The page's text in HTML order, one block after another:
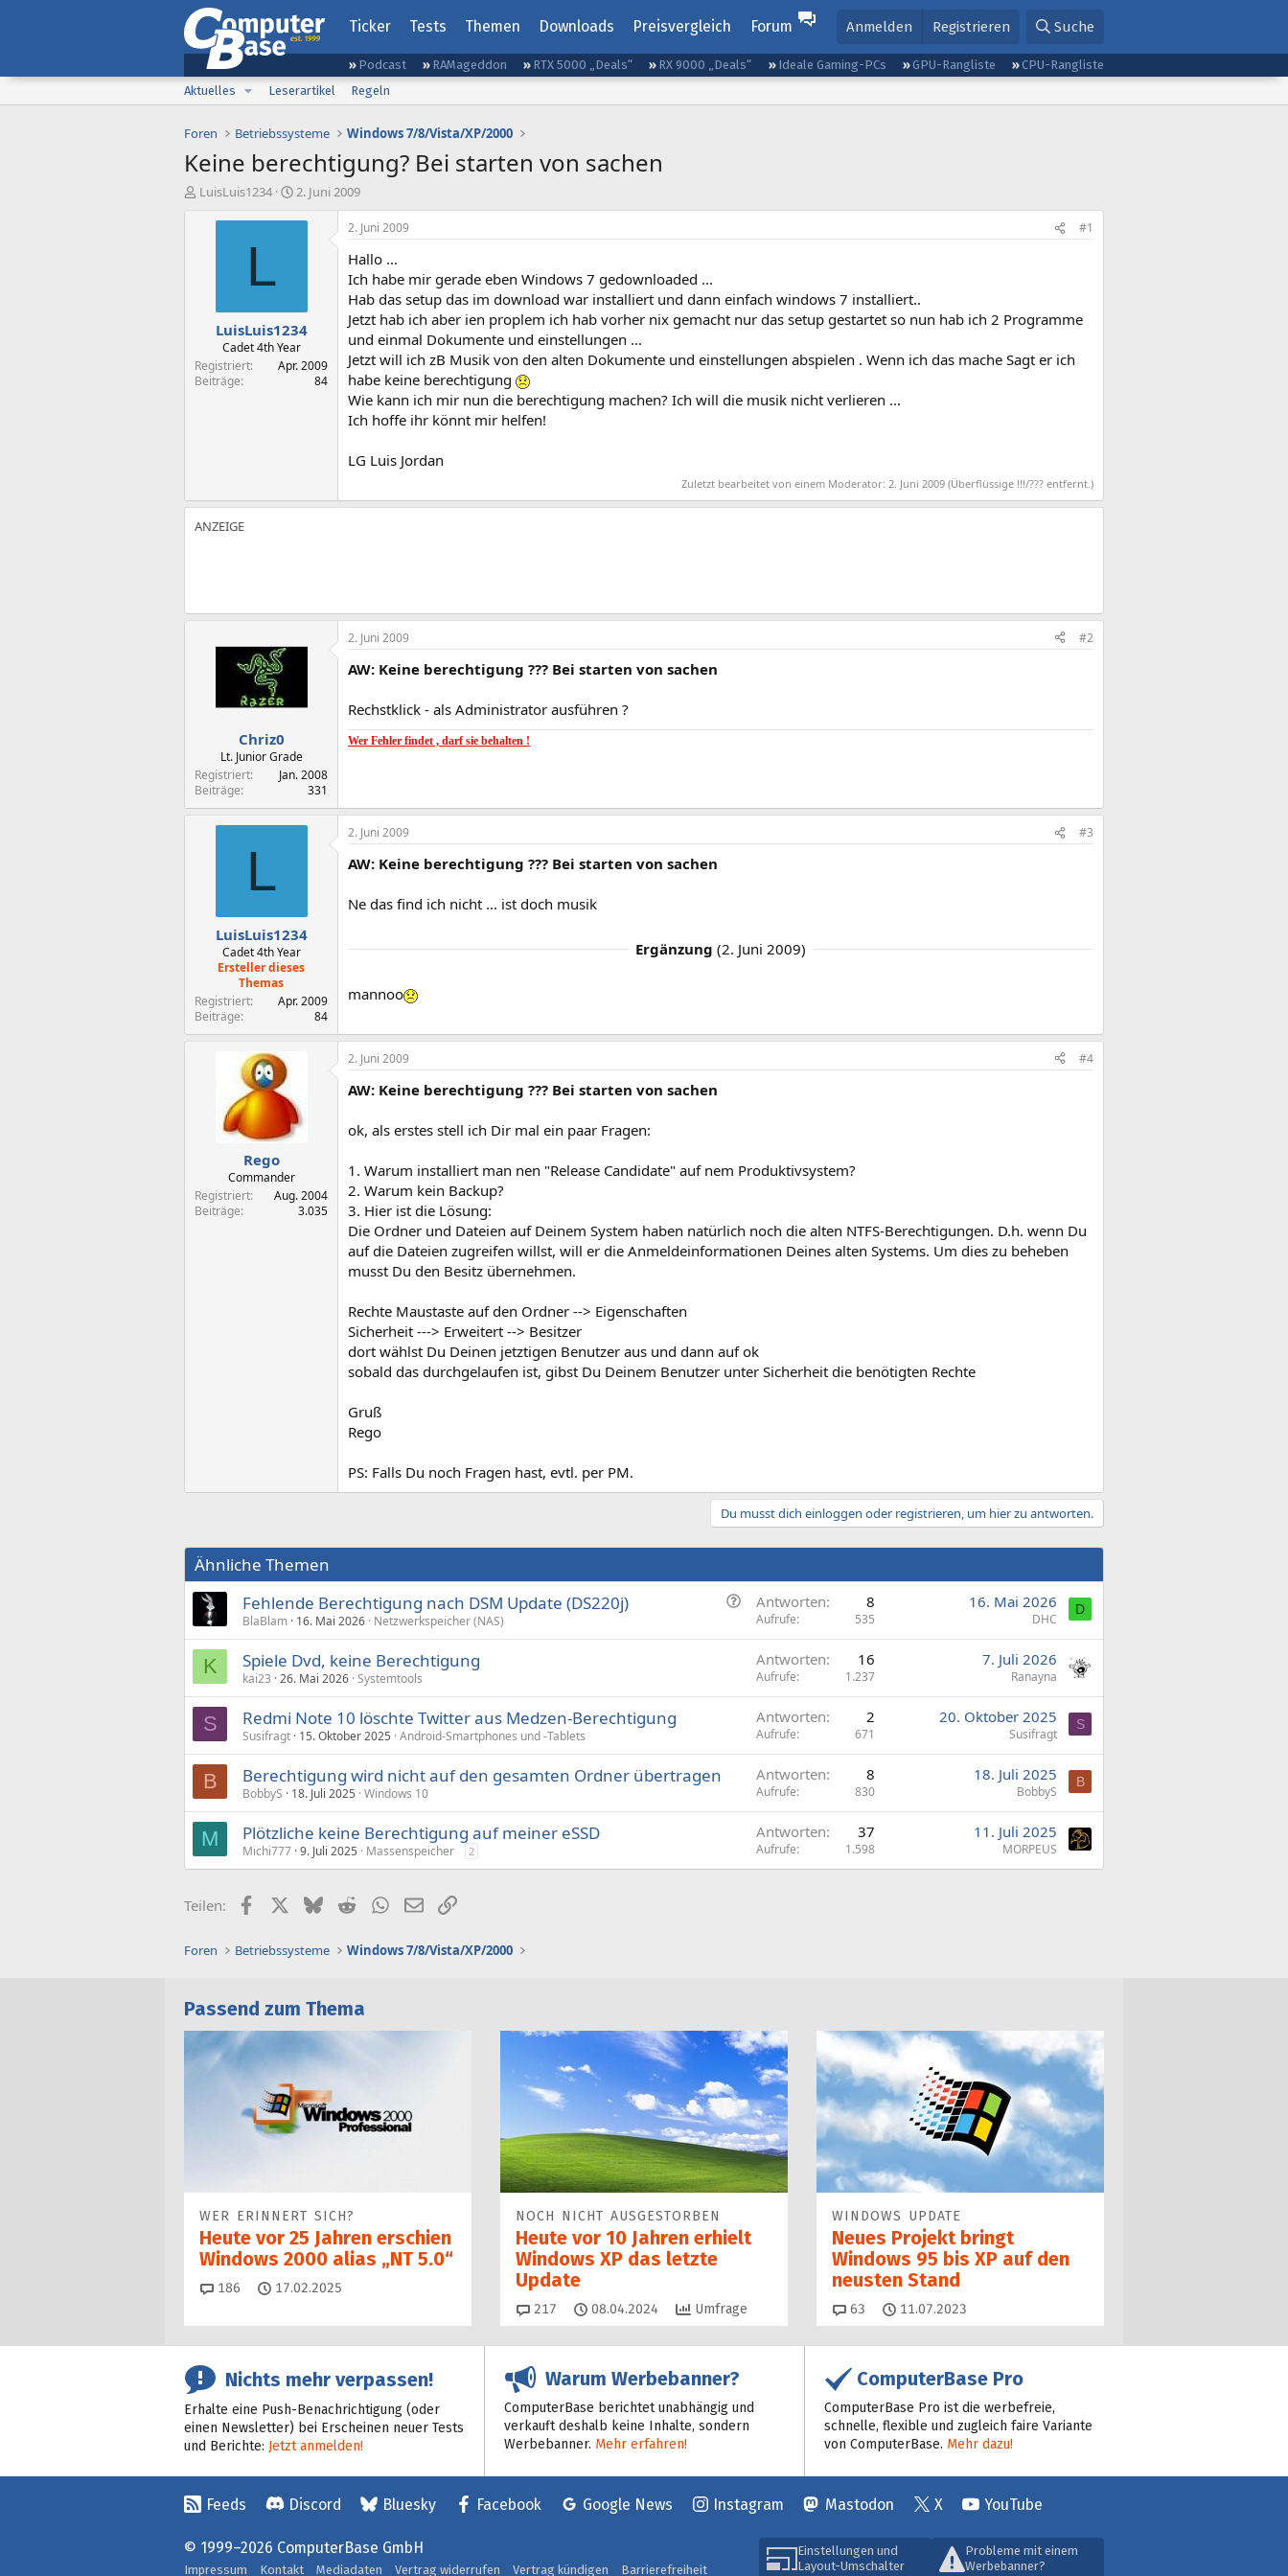
Ticker Tests Themen Downloads Preisvergleich Forum Anmelden Registrieren Suche
Podcast RAMageddon RTX 5000 „Deals“ RX 9000 „Deals“ Ideale Gaming-PCs GPU-Rangliste
CPU-Rangliste
Aktuelles
Leserartikel Regeln
Foren Betriebssysteme Windows 7/8/Vista/XP/2000
Keine berechtigung? Bei starten von sachen
ELuisLuis1234
E
s
t
a
m
2. Juni 2009
L
LuisLuis1234
Cadet 4th Year
Registriert
Apr. 2009
Beiträge
84
2. Juni 2009 #1
Hallo ...
Ich habe mir gerade eben Windows 7 gedownloaded ...
Hab das setup das im download war installiert und dann einfach windows 7 installiert..
Jetzt hab ich aber ien proplem ich hab vorher nix gemacht nur das setup gestartet so nun hab ich 2 Programme
und einmal Dokumente und einstellungen ...
Jetzt will ich zB Musik von den alten Dokumente und einstellungen abspielen . Wenn ich das mache Sagt er ich
habe keine berechtigung
Wie kann ich mir nun die berechtigung machen? Ich will die musik nicht verlieren ...
Ich hoffe ihr könnt mir helfen!
LG Luis Jordan
Zuletzt bearbeitet von einem Moderator: 2. Juni 2009 (Überflüssige !!!/??? entfernt.)
Chriz0
Lt. Junior Grade
Registriert
Jan. 2008
Beiträge
331
2. Juni 2009 #2
AW: Keine berechtigung ??? Bei starten von sachen
Rechstklick - als Administrator ausführen ?
Wer Fehler findet , darf sie behalten !
L
LuisLuis1234
Cadet 4th Year
Ersteller dieses
Themas
Registriert
Apr. 2009
Beiträge
84
2. Juni 2009 #3
AW: Keine berechtigung ??? Bei starten von sachen
Ne das find ich nicht ... ist doch musik
Ergänzung (2. Juni 2009)
mannoo
Rego
Commander
Registriert
Aug. 2004
Beiträge
3.035
2. Juni 2009 #4
AW: Keine berechtigung ??? Bei starten von sachen
ok, als erstes stell ich Dir mal ein paar Fragen:
1. Warum installiert man nen "Release Candidate" auf nem Produktivsystem?
2. Warum kein Backup?
3. Hier ist die Lösung:
Die Ordner und Dateien auf Deinem System haben natürlich noch die alten NTFS-Berechtigungen. D.h. wenn Du
auf die Dateien zugreifen willst, will er die Anmeldeinformationen Deines alten Systems. Um dies zu beheben
musst Du den Besitz übernehmen.
Rechte Maustaste auf den Ordner --> Eigenschaften
Sicherheit ---> Erweitert --> Besitzer
dort wählst Du Deinen jetztigen Benutzer aus und dann auf ok
sobald das durchgelaufen ist, gibst Du Deinem Benutzer unter Sicherheit die benötigten Rechte
Gruß
Rego
PS: Falls Du noch Fragen hast, evtl. per PM.
Du musst dich einloggen oder registrieren, um hier zu antworten.
Ähnliche Themen
F
a
Fehlende Berechtigung nach DSM Update (DS220j)
BlaBlam 16. Mai 2026 Netzwerkspeicher (NAS)
Antworten 8
Aufrufe 535
16. Mai 2026
DHC
D
K Spiele Dvd, keine Berechtigung
kai23 26. Mai 2026 Systemtools
Antworten 16
Aufrufe 1.237
7. Juli 2026
Ranayna
S Redmi Note 10 löschte Twitter aus Medzen-Berechtigung
Susifragt 15. Oktober 2025 Android-Smartphones und -Tablets
Antworten 2
Aufrufe 671
20. Oktober 2025
Susifragt
S
B Berechtigung wird nicht auf den gesamten Ordner übertragen
BobbyS 18. Juli 2025 Windows 10
Antworten 8
Aufrufe 830
18. Juli 2025
BobbyS
B
M Plötzliche keine Berechtigung auf meiner eSSD
Michi777 9. Juli 2025 Massenspeicher 2
Antworten 37
Aufrufe 1.598
11. Juli 2025
MORPEUS
Teilen: FacebookX (Twitter)
BlueskyRedditWhatsApp
E-MailLink
Foren Betriebssysteme Windows 7/8/Vista/XP/2000
Passend zum Thema
WER ERINNERT SICH?
Heute vor 25 Jahren erschien
Windows 2000 alias „NT 5.0“
186 Kommentare
17.02.2025
NOCH NICHT AUSGESTORBEN
Heute vor 10 Jahren erhielt
Windows XP das letzte
Update
217 Kommentare
08.04.2024 Umfrage
WINDOWS UPDATE
Neues Projekt bringt
Windows 95 bis XP auf den
neusten Stand
63 Kommentare
11.07.2023
Nichts mehr verpassen!
Erhalte eine Push-Benachrichtigung (oder
einen Newsletter) bei Erscheinen neuer Tests
und Berichte: Jetzt anmelden!
Warum Werbebanner?
ComputerBase berichtet unabhängig und
verkauft deshalb keine Inhalte, sondern
Werbebanner. Mehr erfahren!
ComputerBase Pro
ComputerBase Pro ist die werbefreie,
schnelle, flexible und zugleich faire Variante
von ComputerBase. Mehr dazu!
Feeds Discord Bluesky Facebook Google News Instagram Mastodon X YouTube
Einstellungen und
Layout-Umschalter
Probleme mit einem
Werbebanner?
© 1999–2026 ComputerBase GmbH
Impressum Kontakt Mediadaten Vertrag widerrufen Vertrag kündigen Barrierefreiheit